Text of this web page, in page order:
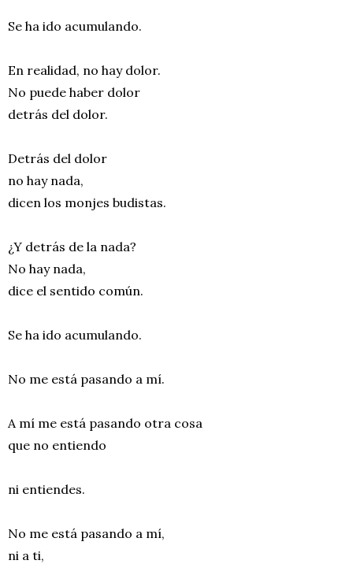
Se ha ido acumulando.
En realidad, no hay dolor.
No puede haber dolor
detrás del dolor.
Detrás del dolor
no hay nada,
dicen los monjes budistas.
¿Y detrás de la nada?
No hay nada,
dice el sentido común.
Se ha ido acumulando.
No me está pasando a mí.
A mí me está pasando otra cosa
que no entiendo
ni entiendes.
No me está pasando a mí,
ni a ti,